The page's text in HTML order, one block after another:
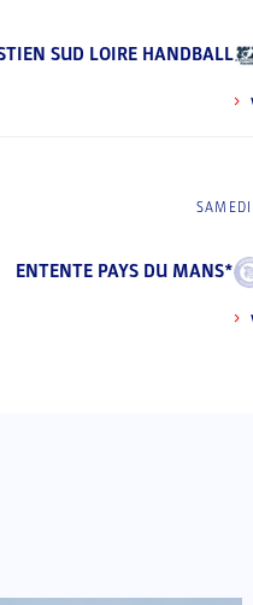
SUD LOIRE HANDBALL
ENTENTE PAYS DU MANS*